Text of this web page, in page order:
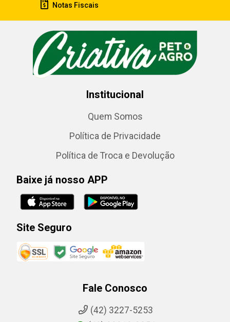
Notas Fiscais
Institucional
Quem Somos
Política de Privacidade
Política de Troca e Devolução
Baixe já nosso APP
Site Seguro
Fale Conosco
(42) 3227-5253